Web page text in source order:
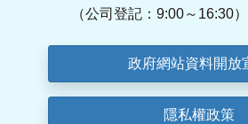
（公司登記：9:00～16:30
政府網站資料開放
隱私權政策